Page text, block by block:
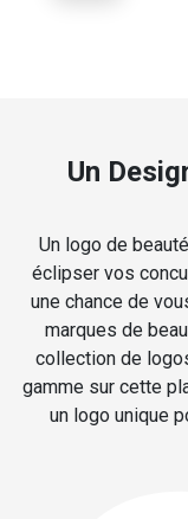
Un
Un logo de
éclipser vos
une chance de
marques de
collection de
gamme sur cette
un logo unique